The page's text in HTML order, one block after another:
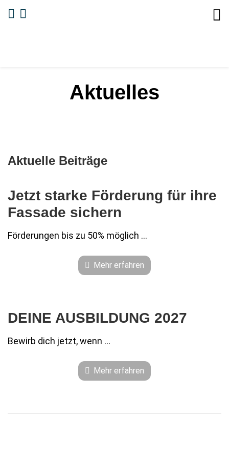
Aktuelles
Aktuelle Beiträge
Jetzt starke Förderung für ihre
Fassade sichern
Förderungen bis zu 50% möglich ...
Mehr erfahren
DEINE AUSBILDUNG 2027
Bewirb dich jetzt, wenn …
Mehr erfahren